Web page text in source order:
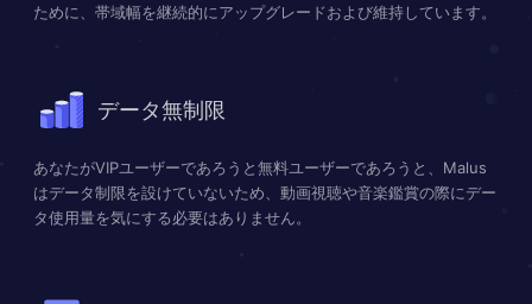
ために、帯域幅を継続的にアップグレードおよび維持しています。
データ無制限
あなたがVIPユーザーであろうと無料ユーザーであろうと、Malus
はデータ制限を設けていないため、動画視聴や音楽鑑賞の際にデー
タ使用量を気にする必要はありません。